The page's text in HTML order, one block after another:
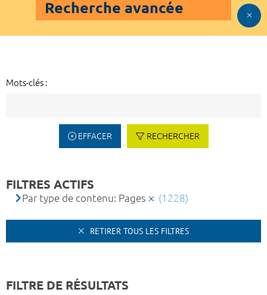
Recherche avancée
Mots-clés :
EFFACER RECHERCHER
FILTRES ACTIFS
Par type de contenu: Pages (1228)
RETIRER TOUS LES FILTRES
FILTRE DE RÉSULTATS